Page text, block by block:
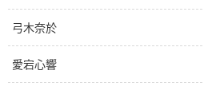
弓木奈於
愛宕心響